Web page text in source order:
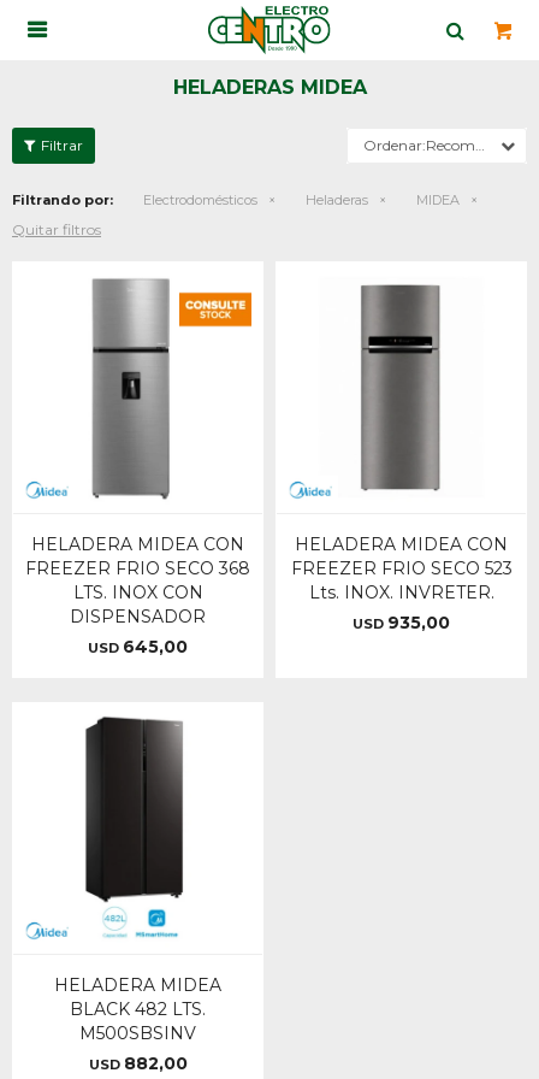

HELADERAS MIDEA
Recomendados
Filtrando por: Electrodomésticos Heladeras MIDEA
Quitar filtros
HELADERA MIDEA CON
FREEZER FRIO SECO 368
LTS. INOX CON
DISPENSADOR
USD 645,00
HELADERA MIDEA CON
FREEZER FRIO SECO 523
Lts. INOX. INVRETER.
USD 935,00
HELADERA MIDEA
BLACK 482 LTS.
M500SBSINV
USD 882,00